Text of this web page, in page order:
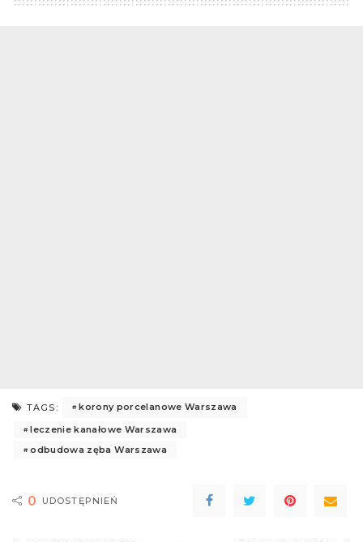
TAGS:
korony porcelanowe Warszawa
leczenie kanałowe Warszawa
odbudowa zęba Warszawa
0 UDOSTĘPNIEŃ